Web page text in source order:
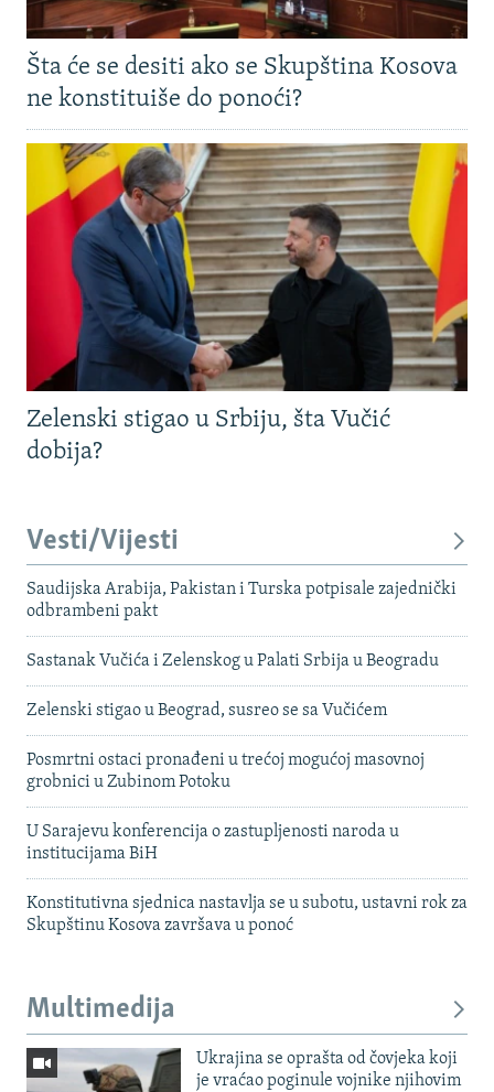
Šta će se desiti ako se Skupština Kosova
ne konstituiše do ponoći?
Zelenski stigao u Srbiju, šta Vučić
dobija?
Vesti/Vijesti
Saudijska Arabija, Pakistan i Turska potpisale zajednički
odbrambeni pakt
Sastanak Vučića i Zelenskog u Palati Srbija u Beogradu
Zelenski stigao u Beograd, susreo se sa Vučićem
Posmrtni ostaci pronađeni u trećoj mogućoj masovnoj
grobnici u Zubinom Potoku
U Sarajevu konferencija o zastupljenosti naroda u
institucijama BiH
Konstitutivna sjednica nastavlja se u subotu, ustavni rok za
Skupštinu Kosova završava u ponoć
Multimedija
Ukrajina se oprašta od čovjeka koji
je vraćao poginule vojnike njihovim